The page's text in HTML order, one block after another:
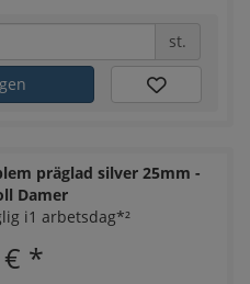
st.
präglad silver 25mm -
Damer
i1 arbetsdag*²
*